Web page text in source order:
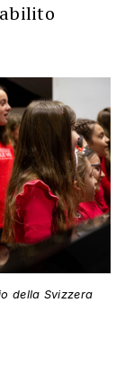
della Svizzera